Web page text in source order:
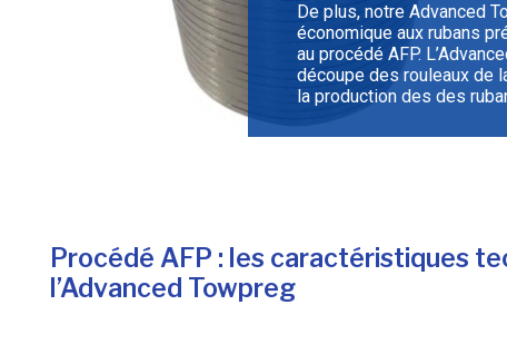
De plus, notre Advanced
économique aux rubans
au procédé AFP.
découpe des rouleaux de
la production des des
Procédé AFP : les caractéristiques
l’Advanced Towpreg